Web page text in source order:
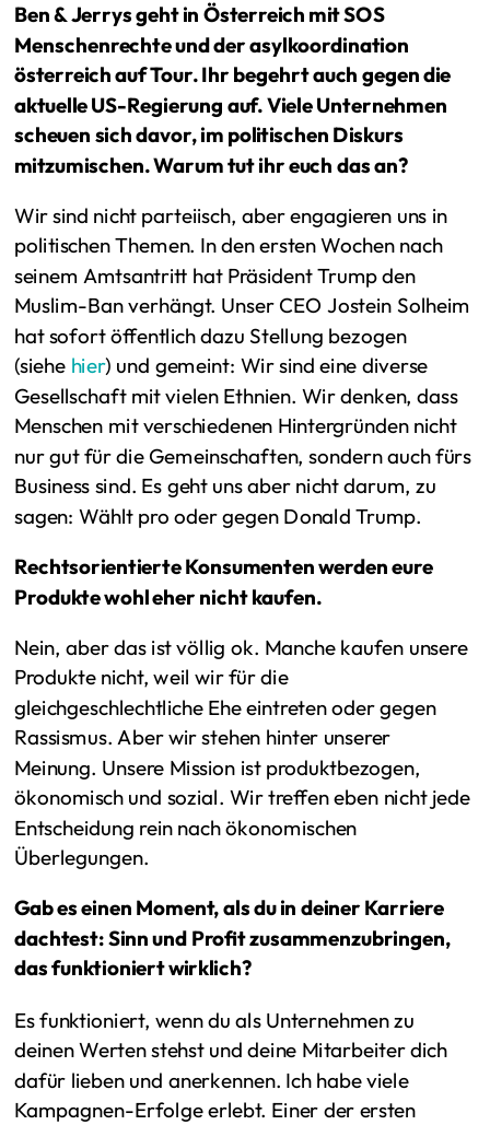
Ben & Jerrys geht in Österreich mit SOS
Menschenrechte und der asylkoordination
österreich auf Tour. Ihr begehrt auch gegen die
aktuelle US-Regierung auf. Viele Unternehmen
scheuen sich davor, im politischen Diskurs
mitzumischen. Warum tut ihr euch das an?
Wir sind nicht parteiisch, aber engagieren uns in
politischen Themen. In den ersten Wochen nach
seinem Amtsantritt hat Präsident Trump den
Muslim-Ban verhängt. Unser CEO Jostein Solheim
hat sofort öffentlich dazu Stellung bezogen
(siehe hier) und gemeint: Wir sind eine diverse
Gesellschaft mit vielen Ethnien. Wir denken, dass
Menschen mit verschiedenen Hintergründen nicht
nur gut für die Gemeinschaften, sondern auch fürs
Business sind. Es geht uns aber nicht darum, zu
sagen: Wählt pro oder gegen Donald Trump.
Rechtsorientierte Konsumenten werden eure
Produkte wohl eher nicht kaufen.
Nein, aber das ist völlig ok. Manche kaufen unsere
Produkte nicht, weil wir für die
gleichgeschlechtliche Ehe eintreten oder gegen
Rassismus. Aber wir stehen hinter unserer
Meinung. Unsere Mission ist produktbezogen,
ökonomisch und sozial. Wir treffen eben nicht jede
Entscheidung rein nach ökonomischen
Überlegungen.
Gab es einen Moment, als du in deiner Karriere
dachtest: Sinn und Profit zusammenzubringen,
das funktioniert wirklich?
Es funktioniert, wenn du als Unternehmen zu
deinen Werten stehst und deine Mitarbeiter dich
dafür lieben und anerkennen. Ich habe viele
Kampagnen-Erfolge erlebt. Einer der ersten